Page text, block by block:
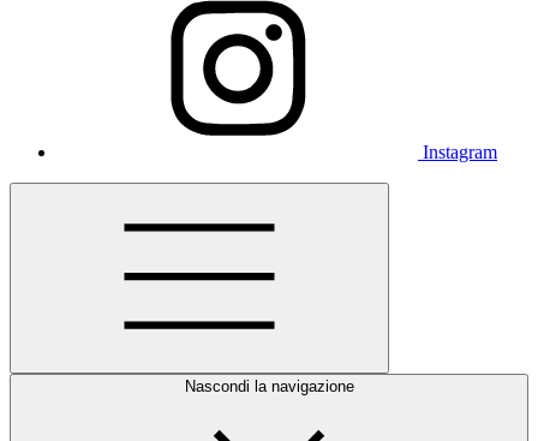
Instagram
Nascondi la navigazione